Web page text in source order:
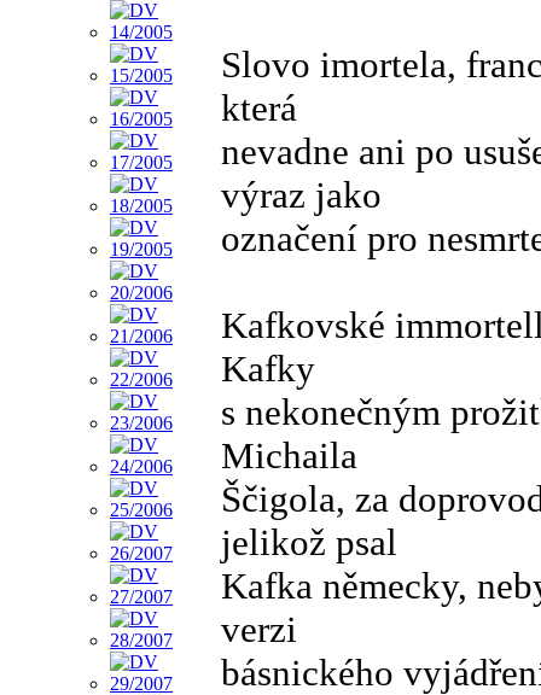
Slovo imortela,
která
nevadne ani po
výraz jako
označení pro
Kafkovské
Kafky
s nekonečným
Michaila
Ščigola, za
jelikož psal
Kafka německy,
verzi
básnického